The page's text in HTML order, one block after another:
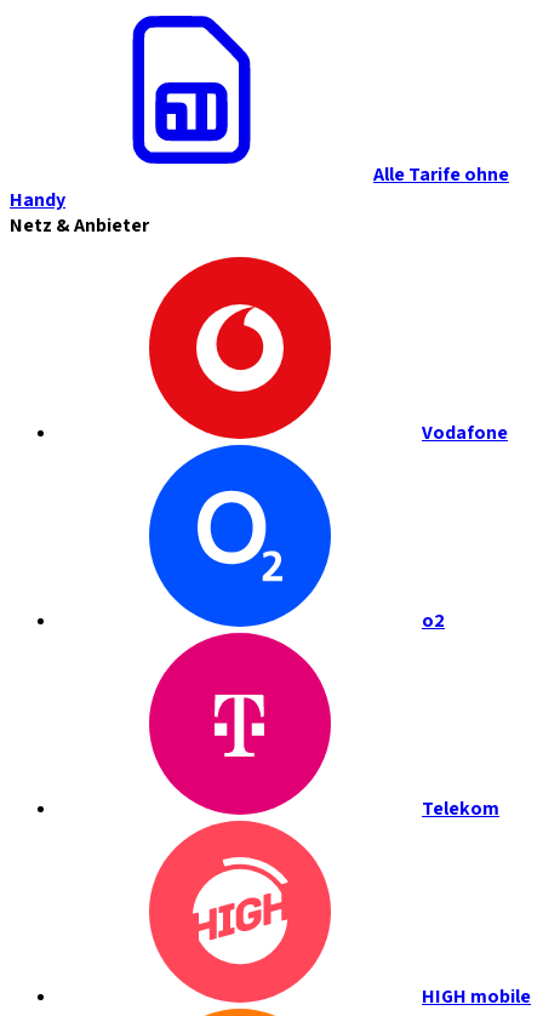
Alle Tarife ohne
Handy
Netz & Anbieter
Vodafone
o2
Telekom
HIGH mobile